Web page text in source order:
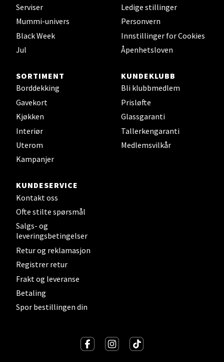
Serviser
Mummi-univers
Black Week
Jul
Ledige stillinger
Personvern
Innstillinger for Cookies
Åpenhetsloven
SORTIMENT
Borddekking
Gavekort
Kjøkken
Interiør
Uterom
Kampanjer
KUNDEKLUBB
Bli klubbmedlem
Prisløfte
Glassgaranti
Tallerkengaranti
Medlemsvilkår
KUNDESERVICE
Kontakt oss
Ofte stilte spørsmål
Salgs- og
leveringsbetingelser
Retur og reklamasjon
Registrer retur
Frakt og leveranse
Betaling
Spor bestillingen din
Karmsund - Thon Senter Oasen
Austbøvegen 16, 5542 Karmsund
Velg
Stavanger og Sandnes - Kilden
Senter
Åpent i dag 10-20
Stavanger og Sandnes - Kvadrat
Gamle Stokkavei 1, 4313 Sandnes
Åpent i dag 10-21